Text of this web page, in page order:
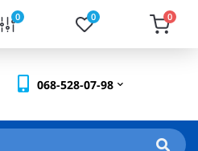
0 0 0
068-528-07-98